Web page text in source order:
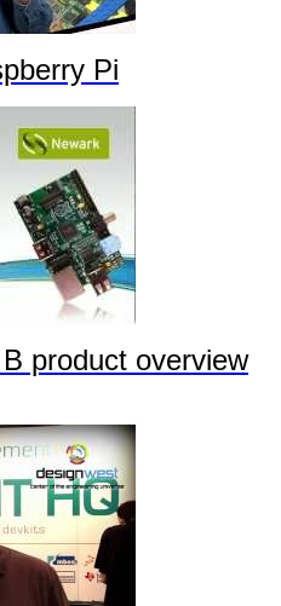
Pi
product overview